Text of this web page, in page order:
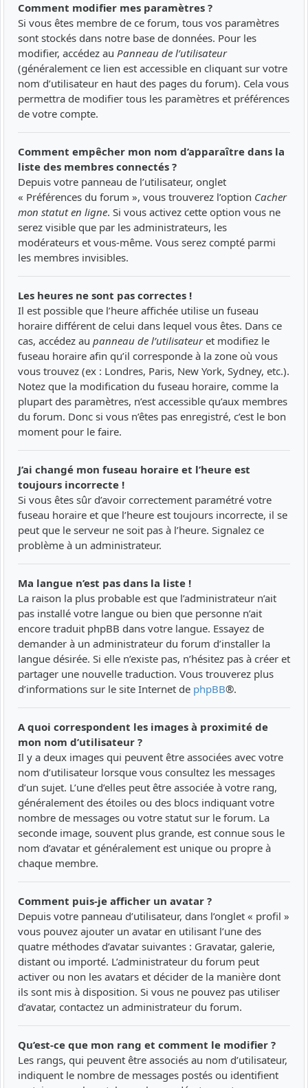
Comment modifier mes paramètres ?
Si vous êtes membre de ce forum, tous vos paramètres
sont stockés dans notre base de données. Pour les
modifier, accédez au Panneau de l’utilisateur
(généralement ce lien est accessible en cliquant sur votre
nom d’utilisateur en haut des pages du forum). Cela vous
permettra de modifier tous les paramètres et préférences
de votre compte.
Comment empêcher mon nom d’apparaître dans la
liste des membres connectés ?
Depuis votre panneau de l’utilisateur, onglet
« Préférences du forum », vous trouverez l’option Cacher
mon statut en ligne. Si vous activez cette option vous ne
serez visible que par les administrateurs, les
modérateurs et vous-même. Vous serez compté parmi
les membres invisibles.
Les heures ne sont pas correctes !
Il est possible que l’heure affichée utilise un fuseau
horaire différent de celui dans lequel vous êtes. Dans ce
cas, accédez au panneau de l’utilisateuret modifiez le
fuseau horaire afin qu’il corresponde à la zone où vous
vous trouvez (ex : Londres, Paris, New York, Sydney, etc.).
Notez que la modification du fuseau horaire, comme la
plupart des paramètres, n’est accessible qu’aux membres
du forum. Donc si vous n’êtes pas enregistré, c’est le bon
moment pour le faire.
J’ai changé mon fuseau horaire et l’heure est
toujours incorrecte !
Si vous êtes sûr d’avoir correctement paramétré votre
fuseau horaire et que l’heure est toujours incorrecte, il se
peut que le serveur ne soit pas à l’heure. Signalez ce
problème à un administrateur.
Ma langue n’est pas dans la liste !
La raison la plus probable est que l’administrateur n’ait
pas installé votre langue ou bien que personne n’ait
encore traduit phpBB dans votre langue. Essayez de
demander à un administrateur du forum d’installer la
langue désirée. Si elle n’existe pas, n’hésitez pas à créer et
partager une nouvelle traduction. Vous trouverez plus
d’informations sur le site Internet de phpBB®.
A quoi correspondent les images à proximité de
mon nom d’utilisateur ?
Il y a deux images qui peuvent être associées avec votre
nom d’utilisateur lorsque vous consultez les messages
d’un sujet. L’une d’elles peut être associée à votre rang,
généralement des étoiles ou des blocs indiquant votre
nombre de messages ou votre statut sur le forum. La
seconde image, souvent plus grande, est connue sous le
nom d’avatar et généralement est unique ou propre à
chaque membre.
Comment puis-je afficher un avatar ?
Depuis votre panneau d’utilisateur, dans l’onglet « profil »
vous pouvez ajouter un avatar en utilisant l’une des
quatre méthodes d’avatar suivantes : Gravatar, galerie,
distant ou importé. L’administrateur du forum peut
activer ou non les avatars et décider de la manière dont
ils sont mis à disposition. Si vous ne pouvez pas utiliser
d’avatar, contactez un administrateur du forum.
Qu’est-ce que mon rang et comment le modifier ?
Les rangs, qui peuvent être associés au nom d’utilisateur,
indiquent le nombre de messages postés ou identifient